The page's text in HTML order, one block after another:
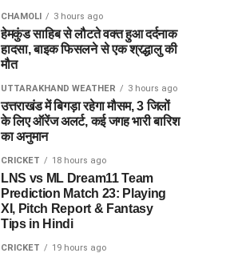
CHAMOLI 3 hours ago
हेमकुंड साहिब से लौटते वक्त हुआ दर्दनाक
हादसा, बाइक फिसलने से एक श्रद्धालु की
मौत
UTTARAKHAND WEATHER 3 hours ago
उत्तराखंड में बिगड़ा रहेगा मौसम, 3 जिलों
के लिए ऑरेंज अलर्ट, कई जगह भारी बारिश
का अनुमान
CRICKET 18 hours ago
LNS vs ML Dream11 Team
Prediction Match 23: Playing
XI, Pitch Report & Fantasy
Tips in Hindi
CRICKET 19 hours ago